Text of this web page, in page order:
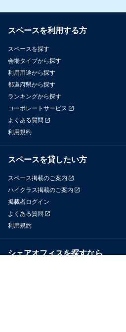
スペースを利用する方
スペースを探す
会場タイプから探す
利用用途から探す
都道府県から探す
ランキングから探す
コーポレートサービス
よくある質問
利用規約
スペースを貸したい方
スペース掲載のご案内
ハイクラス掲載のご案内
掲載者ログイン
よくある質問
利用規約
シェアオフィスを探すなら